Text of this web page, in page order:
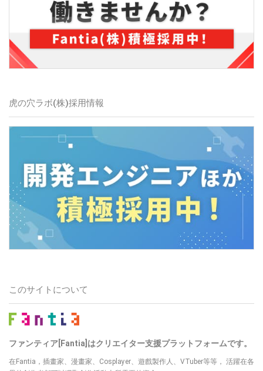
虎の穴ラボ(株)採用情報
このサイトについて
ファンティア[Fantia]はクリエイター支援プラットフォームです。
在Fantia，插畫家、漫畫家、Cosplayer、遊戲製作人、VTuber等等， 活躍在各